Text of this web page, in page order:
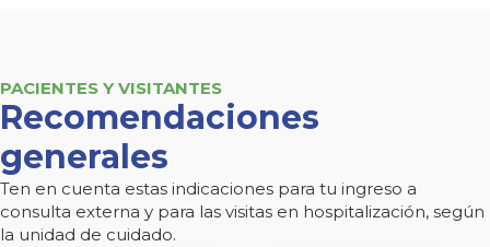
PACIENTES Y VISITANTES
Recomendaciones
generales
Ten en cuenta estas indicaciones para tu ingreso a
consulta externa y para las visitas en hospitalización, según
la unidad de cuidado.